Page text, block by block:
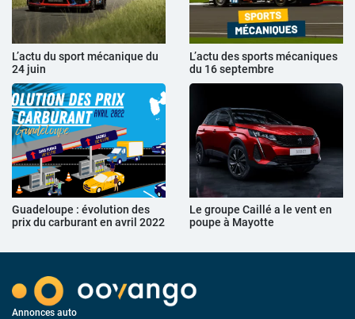
L’actu du sport mécanique du
24 juin
L’actu des sports mécaniques
du 16 septembre
Guadeloupe : évolution des
prix du carburant en avril 2022
Le groupe Caillé a le vent en
poupe à Mayotte
Annonces auto